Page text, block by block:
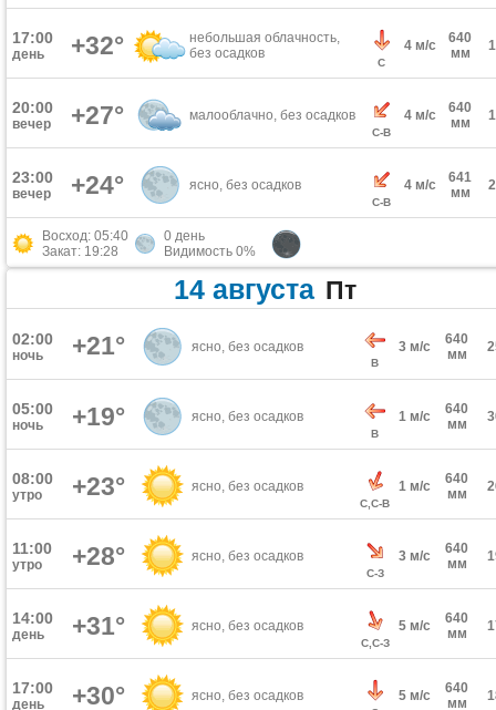
17:00
день +32°
небольшая облачность,
без осадков
С
4 м/с
640
мм
20:00
вечер +27° малооблачно, без осадков
С-В
4 м/с
640
мм
23:00
вечер +24° ясно, без осадков
С-В
4 м/с
641
мм
Восход: 05:40
Закат: 19:28
0 день
Видимость 0%
14 августа Пт
02:00
ночь +21° ясно, без осадков
В
3 м/с
640
мм
05:00
ночь +19° ясно, без осадков
В
1 м/с
640
мм
08:00
утро +23° ясно, без осадков
С,С-В
1 м/с
640
мм
11:00
утро +28° ясно, без осадков
С-З
3 м/с
640
мм
14:00
день +31° ясно, без осадков
С,С-З
5 м/с
640
мм
17:00
день +30° ясно, без осадков 5 м/с
640
мм